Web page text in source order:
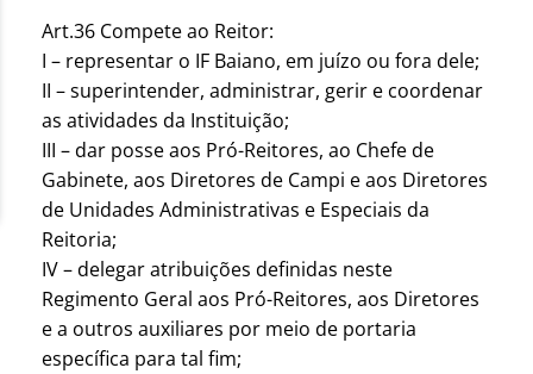
Art.36 Compete ao Reitor:
I – representar o IF Baiano, em juízo ou fora dele;
II – superintender, administrar, gerir e coordenar
as atividades da Instituição;
III – dar posse aos Pró-Reitores, ao Chefe de
Gabinete, aos Diretores de Campi e aos Diretores
de Unidades Administrativas e Especiais da
Reitoria;
IV – delegar atribuições definidas neste
Regimento Geral aos Pró-Reitores, aos Diretores
e a outros auxiliares por meio de portaria
específica para tal fim;